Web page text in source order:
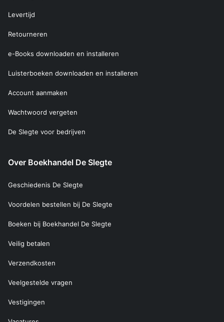
Levertijd
Retourneren
e-Books downloaden en installeren
Luisterboeken downloaden en installeren
Account aanmaken
Wachtwoord vergeten
De Slegte voor bedrijven
Over Boekhandel De Slegte
Geschiedenis De Slegte
Voordelen bestellen bij De Slegte
Boeken bij Boekhandel De Slegte
Veilig betalen
Verzendkosten
Veelgestelde vragen
Vestigingen